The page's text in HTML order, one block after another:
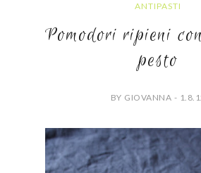
ANTIPASTI
Pomodori ripieni
pesto
BY GIOVANNA -